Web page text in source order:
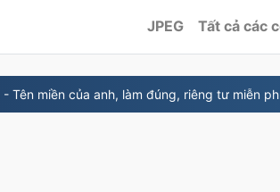
JPEG Tất cả các
- Tên miền của anh, làm đúng, riêng tư miễn